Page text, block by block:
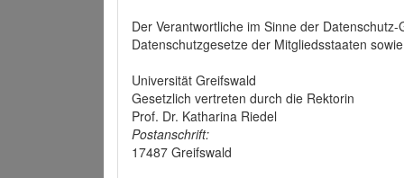
Der Verantwortliche im Sinne der
Datenschutzgesetze der Mitgliedsstaaten
Universität Greifswald
Gesetzlich vertreten durch die Rektorin
Prof. Dr. Katharina Riedel
Postanschrift:
17487 Greifswald